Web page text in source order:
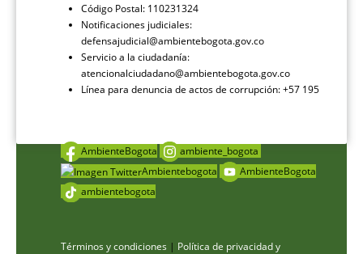
Código Postal: 110231324
Notificaciones judiciales:
defensajudicial@ambientebogota.gov.co
Servicio a la ciudadanía:
atencionalciudadano@ambientebogota.gov.co
Línea para denuncia de actos de corrupción: +57 195
AmbienteBogota
ambiente_bogota
Ambientebogota
AmbienteBogota
ambientebogota
Términos y condiciones | Política de privacidad y